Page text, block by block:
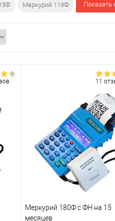
Меркурий 119Ф Показать
11
Меркурий 180Ф c ФН на 15
месяцев